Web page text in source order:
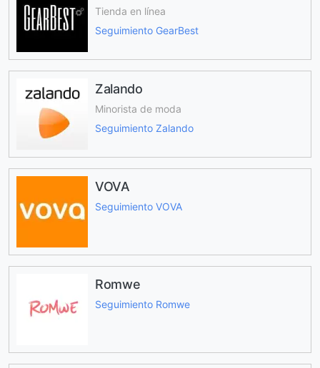
Tienda en línea
Seguimiento GearBest
Zalando
Minorista de moda
Seguimiento Zalando
VOVA
Seguimiento VOVA
Romwe
Seguimiento Romwe